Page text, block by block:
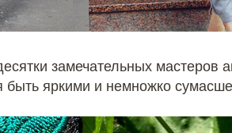
замечательных мастеров
быть яркими и немножко